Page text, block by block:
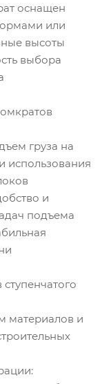
оснащен
или
высоты
выбора
груза на
использования
и
подъема
материалов и